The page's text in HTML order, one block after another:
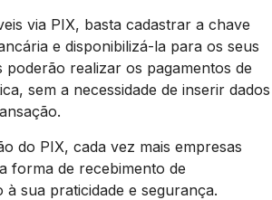
via PIX, basta cadastrar a chave
e disponibilizá-la para os seus
poderão realizar os pagamentos de
sem a necessidade de inserir dados
do PIX, cada vez mais empresas
forma de recebimento de
à sua praticidade e segurança.